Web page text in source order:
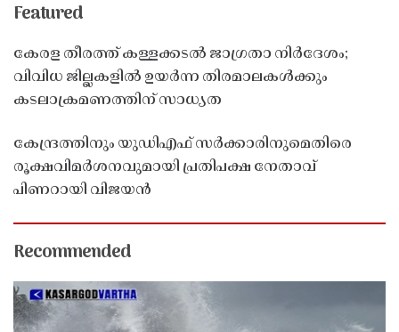
Featured
കേരള തീരത്ത് കള്ളക്കടൽ ജാഗ്രതാ നിർദേശം;
വിവിധ ജില്ലകളിൽ ഉയർന്ന തിരമാലകൾക്കും
കടലാക്രമണത്തിന് സാധ്യത
കേന്ദ്രത്തിനും യുഡിഎഫ് സർക്കാരിനുമെതിരെ
രൂക്ഷവിമർശനവുമായി പ്രതിപക്ഷ നേതാവ്
പിണറായി വിജയൻ
Recommended